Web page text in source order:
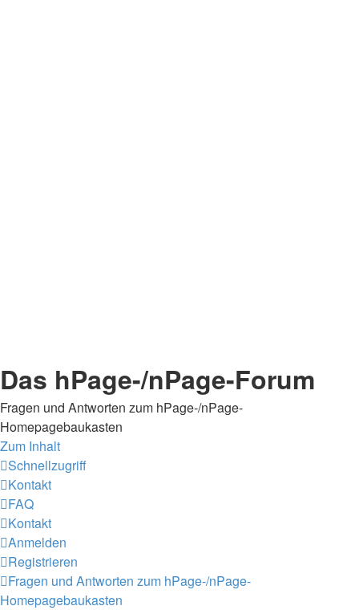
Das hPage-/nPage-Forum
Fragen und Antworten zum hPage-/nPage-
Homepagebaukasten
Zum Inhalt
Schnellzugriff
Kontakt
FAQ
Kontakt
Anmelden
Registrieren
Fragen und Antworten zum hPage-/nPage-
Homepagebaukasten